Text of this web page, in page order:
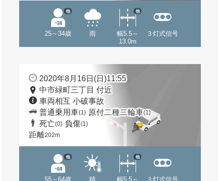
25～34歳
他
雨
幅5.5～
13.0m
他
３灯式信号
2020年8月16日(日)11:55
中市緑町三丁目 付近
車両相互 小破事故
普通乗用車(1) 原付二種二輪車(1)
死亡(0) 負傷(1)
距離202m
55～64歳
他
晴
幅5.5～
他
３灯式信号